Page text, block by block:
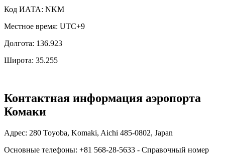
Код ИАТА: NKM
Местное время: UTC+9
Долгота: 136.923
Широта: 35.255
Контактная информация аэропорта
Комаки
Адрес: 280 Toyoba, Komaki, Aichi 485-0802, Japan
Основные телефоны: +81 568-28-5633 - Справочный номер